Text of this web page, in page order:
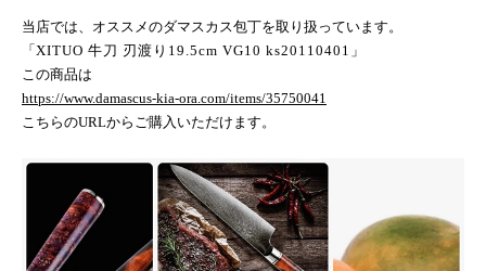
当店では、オススメのダマスカス包丁を取り扱っています。
「 XITUO 牛刀 刃渡り 19.5cm VG10 ks20110401 」
この商品は
https://www.damascus-kia-ora.com/items/35750041
こちらのURLからご購入いただけます。